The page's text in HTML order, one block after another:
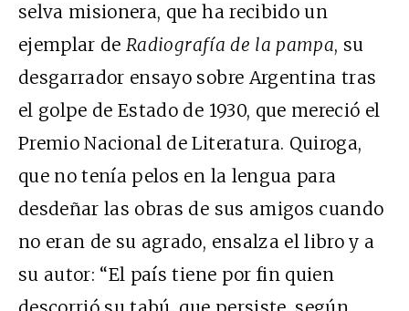
selva misionera, que ha recibido un
ejemplar deRadiografía de la pampa, su
desgarrador ensayo sobre Argentina tras
el golpe de Estado de 1930, que mereció el
Premio Nacional de Literatura. Quiroga,
que no tenía pelos en la lengua para
desdeñar las obras de sus amigos cuando
no eran de su agrado, ensalza el libro y a
su autor: “El país tiene por fin quien